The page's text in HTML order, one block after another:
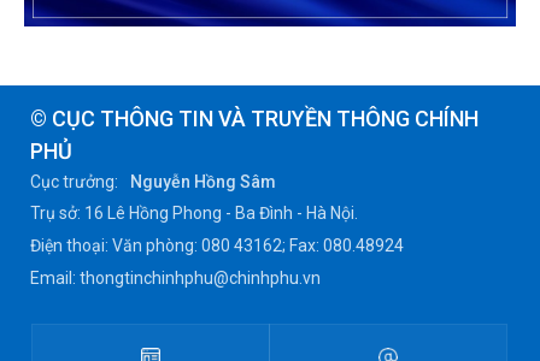
© CỤC THÔNG TIN VÀ TRUYỀN THÔNG CHÍNH
PHỦ
Cục trưởng:
Nguyễn Hồng Sâm
Trụ sở: 16 Lê Hồng Phong - Ba Đình - Hà Nội.
Điện thoại: Văn phòng: 080 43162; Fax: 080.48924
Email: thongtinchinhphu@chinhphu.vn